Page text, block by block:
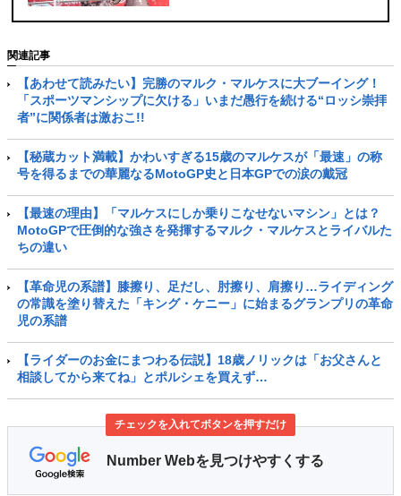
関連記事
【あわせて読みたい】完勝のマルク・マルケスに大ブーイング！
「スポーツマンシップに欠ける」いまだ愚行を続ける“ロッシ崇拝
者”に関係者は激おこ!!
【秘蔵カット満載】かわいすぎる15歳のマルケスが「最速」の称
号を得るまでの華麗なるMotoGP史と日本GPでの涙の戴冠
【最速の理由】「マルケスにしか乗りこなせないマシン」とは？
MotoGPで圧倒的な強さを発揮するマルク・マルケスとライバルた
ちの違い
【革命児の系譜】膝擦り、足だし、肘擦り、肩擦り…ライディング
の常識を塗り替えた「キング・ケニー」に始まるグランプリの革命
児の系譜
【ライダーのお金にまつわる伝説】18歳ノリックは「お父さんと
相談してから来てね」とポルシェを買えず…
チェックを入れてボタンを押すだけ
Number Webを見つけやすくする